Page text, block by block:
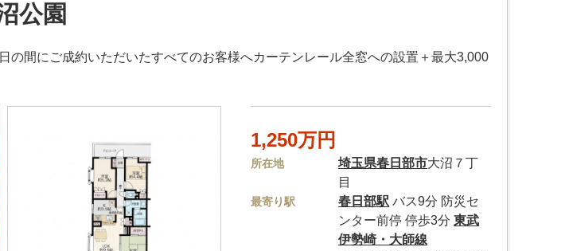
公園
の間にご成約いただいたすべてのお客様へカーテンレール全窓への設置＋最大3,000
1,250万円
所在地 埼玉県春日部市大沼７丁
目
最寄り駅 春日部駅 バス9分 防災セ
ンター前停 停歩3分東武
伊勢崎・大師線